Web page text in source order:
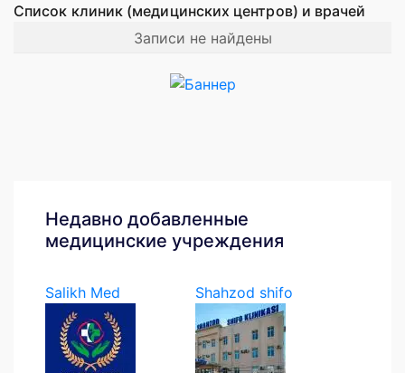
Список клиник (медицинских центров) и врачей
Записи не найдены
Недавно добавленные
медицинские учреждения
Salikh Med
Shahzod shifo
klinikasi